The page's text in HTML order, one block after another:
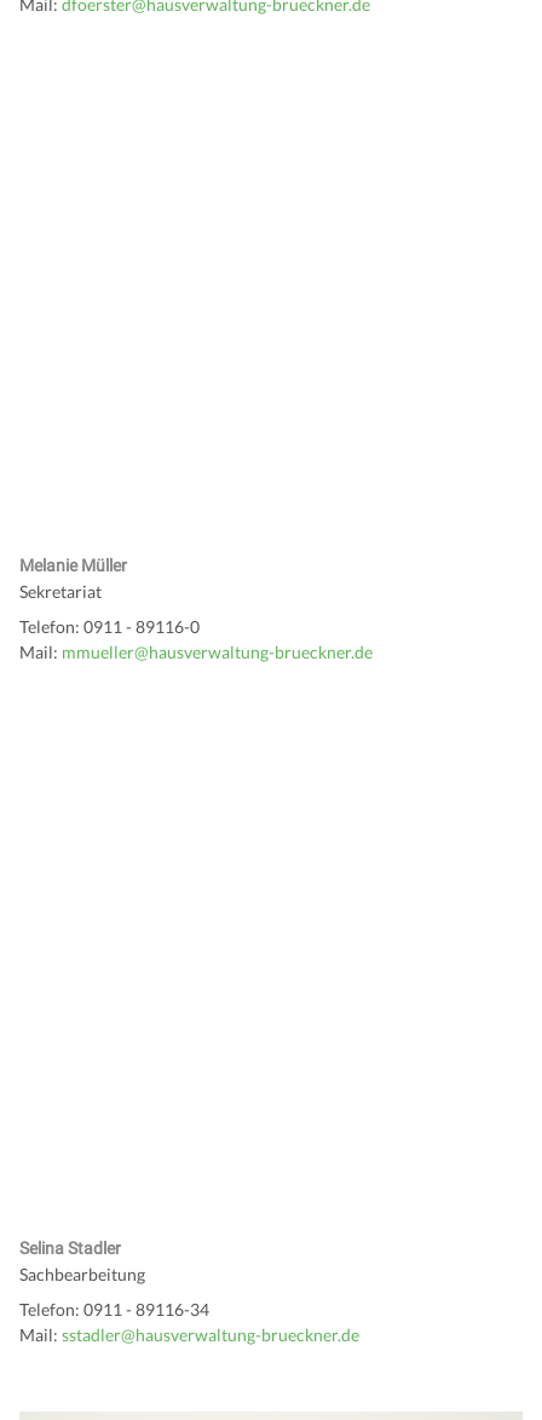
Melanie Müller
Sekretariat
Telefon: 0911 - 89116-0
Mail: mmueller@hausverwaltung-brueckner.de
Selina Stadler
Sachbearbeitung
Telefon: 0911 - 89116-34
Mail: sstadler@hausverwaltung-brueckner.de